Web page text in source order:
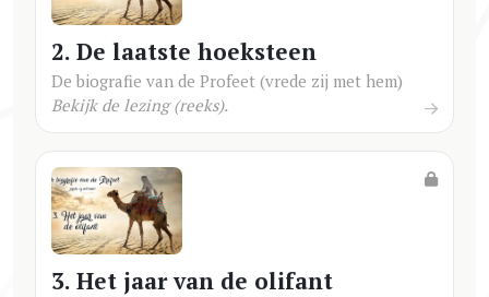
2. De laatste hoeksteen
De biografie van de Profeet (vrede zij met hem)
Bekijk de lezing (reeks).
3. Het jaar van de olifant